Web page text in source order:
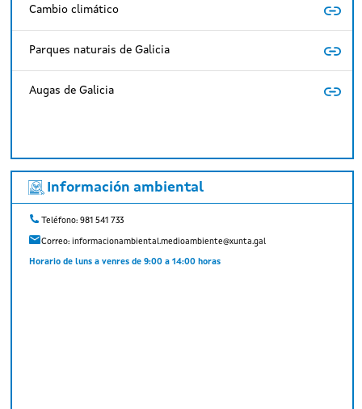
Cambio climático
Parques naturais de Galicia
Augas de Galicia
Información ambiental
Teléfono: 981 541 733
Correo:informacionambiental.medioambiente@xunta.gal
Horario de luns a venres de 9:00 a 14:00 horas